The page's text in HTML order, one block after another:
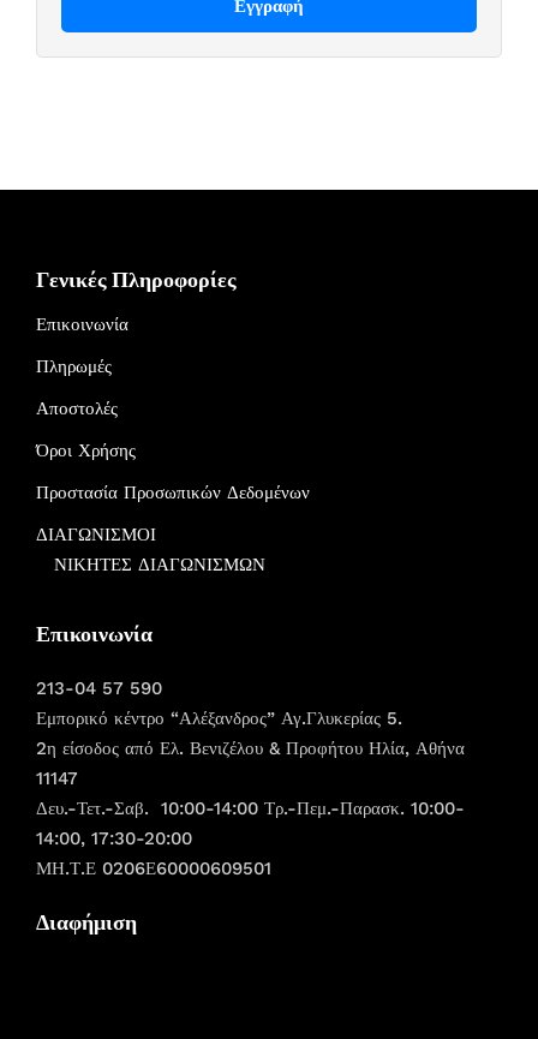
Γενικές Πληροφορίες
Επικοινωνία
Πληρωμές
Αποστολές
Όροι Χρήσης
Προστασία Προσωπικών Δεδομένων
ΔΙΑΓΩΝΙΣΜΟΙ
ΝΙΚΗΤΕΣ ΔΙΑΓΩΝΙΣΜΩΝ
Επικοινωνία
213-04 57 590
Εμπορικό κέντρο “Αλέξανδρος” Αγ.Γλυκερίας 5.
2η είσοδος από Ελ. Βενιζέλου & Προφήτου Ηλία, Αθήνα
11147
Δευ.-Τετ.-Σαβ. 10:00-14:00 Τρ.-Πεμ.-Παρασκ. 10:00-
14:00, 17:30-20:00
ΜΗ.Τ.Ε 0206Ε60000609501
Διαφήμιση